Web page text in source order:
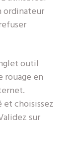
ordinateur
outil
rouage en
choisissez
sur